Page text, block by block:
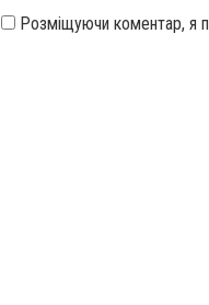
Розміщуючи коментар, я